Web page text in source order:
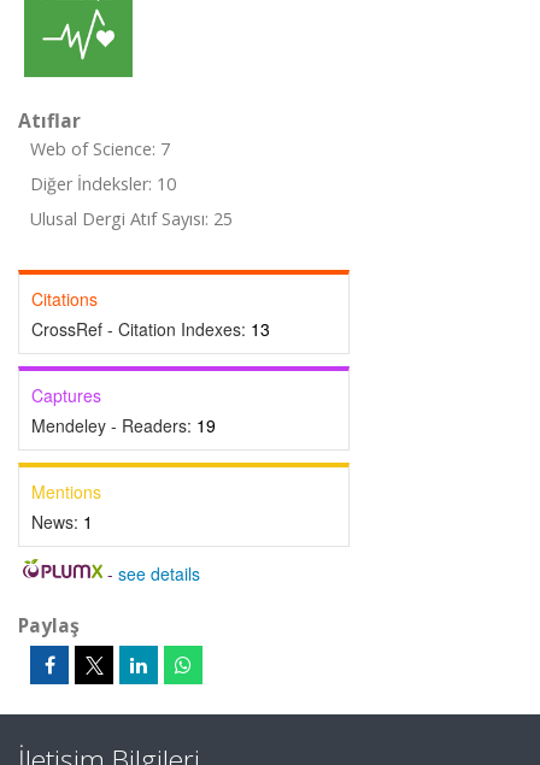
Atıflar
Web of Science: 7
Diğer İndeksler: 10
Ulusal Dergi Atıf Sayısı: 25
Citations
CrossRef - Citation Indexes: 13
Captures
Mendeley - Readers: 19
Mentions
News: 1
- see details
Paylaş